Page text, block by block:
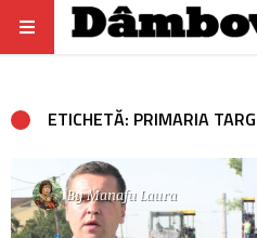
ETICHETĂ: PRIMARIA
ByManafu Laura